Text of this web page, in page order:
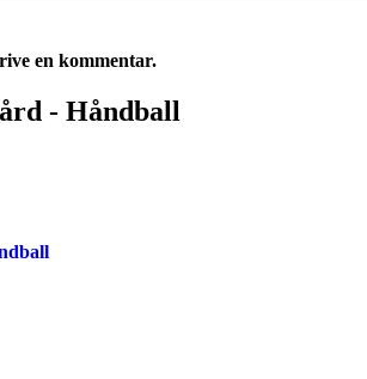
en kommentar.
- Håndball